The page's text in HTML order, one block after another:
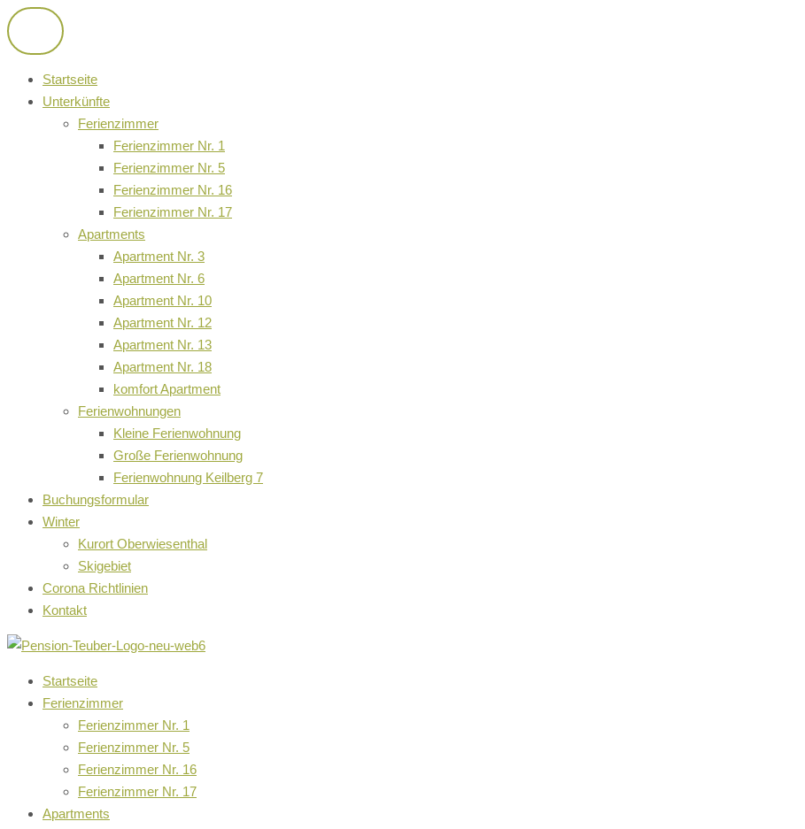
Zum
Inhalt
Startseite
Unterkünfte
Ferienzimmer
Ferienzimmer Nr. 1
Ferienzimmer Nr. 5
Ferienzimmer Nr. 16
Ferienzimmer Nr. 17
Apartments
Apartment Nr. 3
Apartment Nr. 6
Apartment Nr. 10
Apartment Nr. 12
Apartment Nr. 13
Apartment Nr. 18
komfort Apartment
Ferienwohnungen
Kleine Ferienwohnung
Große Ferienwohnung
Ferienwohnung Keilberg 7
Buchungsformular
Winter
Kurort Oberwiesenthal
Skigebiet
Corona Richtlinien
Kontakt
Startseite
Ferienzimmer
Ferienzimmer Nr. 1
Ferienzimmer Nr. 5
Ferienzimmer Nr. 16
Ferienzimmer Nr. 17
Apartments